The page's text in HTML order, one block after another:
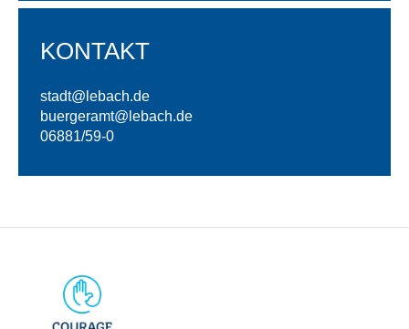
KONTAKT
stadt@lebach.de
buergeramt@ lebach.de
06881/59-0